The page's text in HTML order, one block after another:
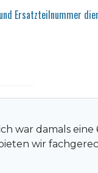
Ersatzteilnummer
war damals
wir